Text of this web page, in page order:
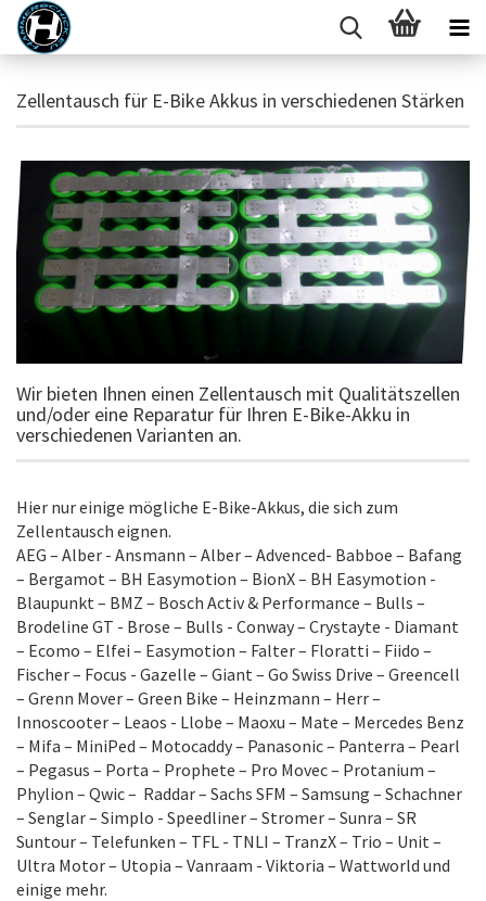
Zellentausch für E-Bike Akkus in verschiedenen Stärken
Wir bieten Ihnen einen Zellentausch mit Qualitätszellen
und/oder eine Reparatur für Ihren E-Bike-Akku in
verschiedenen Varianten an.
Hier nur einige mögliche E-Bike-Akkus, die sich zum
Zellentausch eignen.
AEG – Alber - Ansmann – Alber – Advenced- Babboe – Bafang
– Bergamot – BH Easymotion – BionX – BH Easymotion -
Blaupunkt – BMZ – Bosch Activ & Performance – Bulls –
Brodeline GT - Brose – Bulls - Conway – Crystayte - Diamant
– Ecomo – Elfei – Easymotion – Falter – Floratti – Fiido –
Fischer – Focus - Gazelle – Giant – Go Swiss Drive – Greencell
– Grenn Mover – Green Bike – Heinzmann – Herr –
Innoscooter – Leaos - Llobe – Maoxu – Mate – Mercedes Benz
– Mifa – MiniPed – Motocaddy – Panasonic – Panterra – Pearl
– Pegasus – Porta – Prophete – Pro Movec – Protanium –
Phylion – Qwic – Raddar – Sachs SFM – Samsung – Schachner
– Senglar – Simplo - Speedliner – Stromer – Sunra – SR
Suntour – Telefunken – TFL - TNLI – TranzX – Trio – Unit –
Ultra Motor – Utopia – Vanraam - Viktoria – Wattworld und
einige mehr.